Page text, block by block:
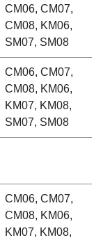
CM06, CM07,
CM08, KM06,
SM07, SM08
CM06, CM07,
CM08, KM06,
KM07, KM08,
SM07, SM08
CM06, CM07,
CM08, KM06,
KM07, KM08,